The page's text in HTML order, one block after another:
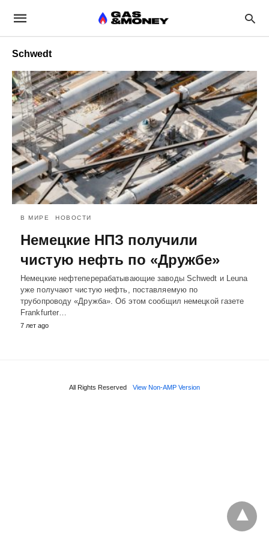
Schwedt
В МИРЕ НОВОСТИ
Немецкие НПЗ получили
чистую нефть по «Дружбе»
Немецкие нефтеперерабатывающие заводы Schwedt и Leuna
уже получают чистую нефть, поставляемую по
трубопроводу «Дружба». Об этом сообщил немецкой газете
Frankfurter…
7 лет ago
All Rights Reserved View Non-AMP Version